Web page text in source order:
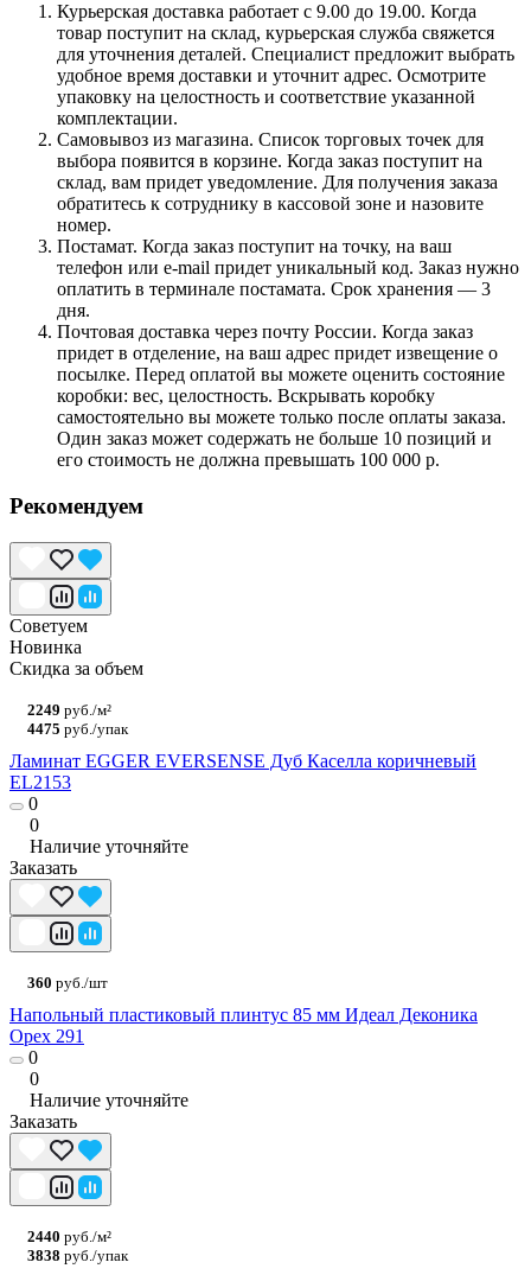
Курьерская доставка работает с 9.00 до 19.00. Когда
товар поступит на склад, курьерская служба свяжется
для уточнения деталей. Специалист предложит выбрать
удобное время доставки и уточнит адрес. Осмотрите
упаковку на целостность и соответствие указанной
комплектации.
Самовывоз из магазина. Список торговых точек для
выбора появится в корзине. Когда заказ поступит на
склад, вам придет уведомление. Для получения заказа
обратитесь к сотруднику в кассовой зоне и назовите
номер.
Постамат. Когда заказ поступит на точку, на ваш
телефон или e-mail придет уникальный код. Заказ нужно
оплатить в терминале постамата. Срок хранения — 3
дня.
Почтовая доставка через почту России. Когда заказ
придет в отделение, на ваш адрес придет извещение о
посылке. Перед оплатой вы можете оценить состояние
коробки: вес, целостность. Вскрывать коробку
самостоятельно вы можете только после оплаты заказа.
Один заказ может содержать не больше 10 позиций и
его стоимость не должна превышать 100 000 р.
Рекомендуем
Советуем
Новинка
Скидка за объем
2249 руб./м²
4475 руб./упак
Ламинат EGGER EVERSENSE Дуб Каселла коричневый
EL2153
0
0
Наличие уточняйте
Заказать
360 руб./шт
Напольный пластиковый плинтус 85 мм Идеал Деконика
Орех 291
0
0
Наличие уточняйте
Заказать
2440 руб./м²
3838 руб./упак